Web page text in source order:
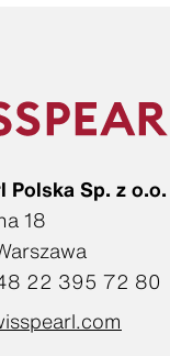
Polska Sp. z o.o.
18
22 395 72 80